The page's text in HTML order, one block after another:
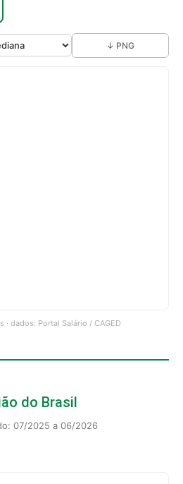
↓ PNG
· dados: Portal Salário / CAGED
do Brasil
07/2025 a 06/2026